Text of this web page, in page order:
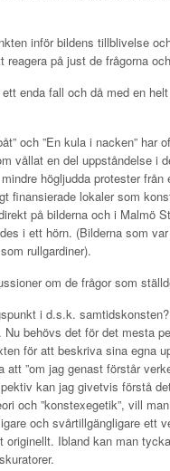
inför bildens tillblivelse
på just de frågorna
enda fall och då med en
och ”En kula i nacken” har
vållat en del uppståndelse i
högljudda protester från
finansierade lokaler som
på bilderna och i Malmö
i ett hörn. (Bilderna som
rullgardiner).
om de frågor som
i d.s.k.
behövs det för det mesta
för att beskriva sina egna
”om jag genast förstår
kan jag givetvis förstå
och ”konstexegetik”, vill
och svårtillgängligare ett
Ibland kan man